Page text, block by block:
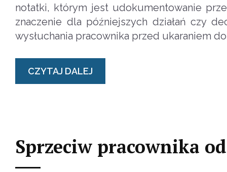
notatki, którym jest udokumentowanie
znaczenie dla późniejszych działań czy
wysłuchania pracownika przed ukaraniem
CZYTAJ DALEJ
Sprzeciw pracownika